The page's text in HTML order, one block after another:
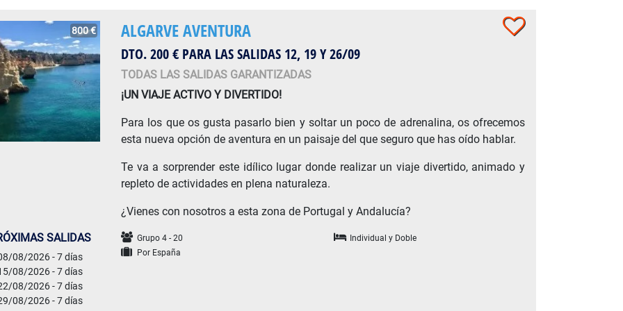
800 € ALGARVE AVENTURA
DTO. 200 € PARA LAS SALIDAS 12, 19 Y 26/09
TODAS LAS SALIDAS GARANTIZADAS
¡UN VIAJE ACTIVO Y DIVERTIDO!
Para los que os gusta pasarlo bien y soltar un poco de adrenalina, os ofrecemos
esta nueva opción de aventura en un paisaje del que seguro que has oído hablar.
Te va a sorprender este idílico lugar donde realizar un viaje divertido, animado y
repleto de actividades en plena naturaleza.
¿Vienes con nosotros a esta zona de Portugal y Andalucía?
Grupo 4 - 20
Individual y Doble
Por España
SALIDAS
08/2026 - 7 días
08/2026 - 7 días
08/2026 - 7 días
08/2026 - 7 días